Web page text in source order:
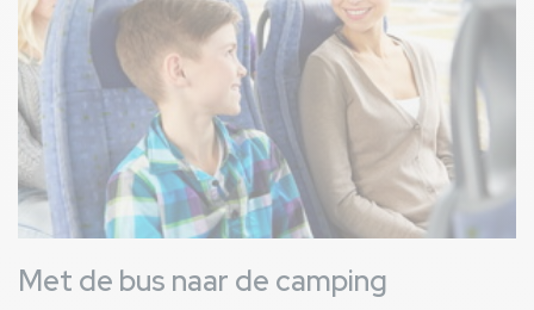
Met de bus naar de camping